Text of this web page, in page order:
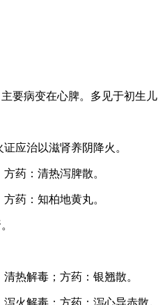
要病变在心脾。多见于初生
应治以滋肾养阴降火。
药：清热泻脾散。
药：知柏地黄丸。
热解毒；方药：银翘散。
火解毒；方药：泻心导赤散。